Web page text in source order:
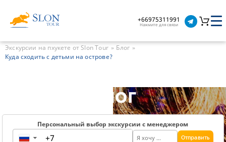
+66975311991
Нажмите для связи
Экскурсии на пхукете от Slon Tour
Блог
Куда сходить с детьми на острове?
Блог
Персональный выбор экскурсии с менеджером
▼ Отправить